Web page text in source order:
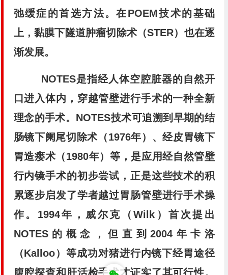
弛缓症的首选方法。在POEM技术的基础
上，黏膜下隧道肿瘤切除术（STER）也在逐
渐发展。
NOTES是指经人体空腔脏器的自然开
口进入体内，穿越管壁进行手术的一种全新
理念的手术。NOTES技术可追溯到早期的结
肠镜下阑尾切除术（1976年）、经皮胃镜下
胃造瘘术（1980年）等，是应用经自然管壁
行内镜手术的初步尝试，正是这些技术的积
累逐步启发了学者越过胃肠管壁进行手术操
作。1994年，威尔克（Wilk）首次提出
NOTES的概念，但直到2004年卡洛
（Kalloo）等成功对猪进行内镜下经胃途径
腹腔探查和肝活检手术才证实了其可行性。